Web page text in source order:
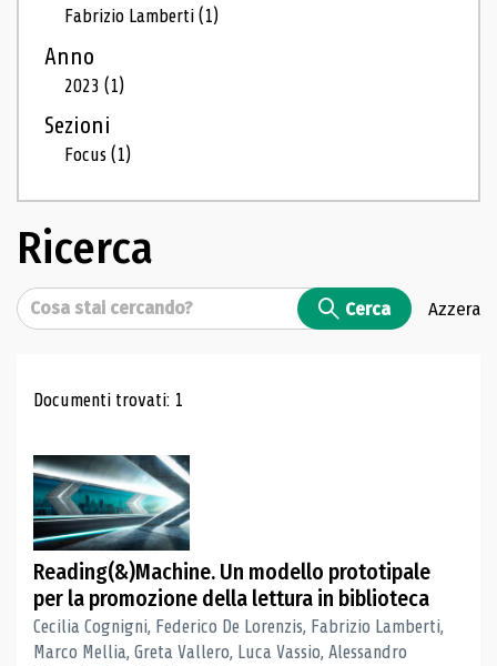
Fabrizio Lamberti(1)
Anno
2023(1)
Sezioni
Focus(1)
Ricerca
Cerca Cerca Azzera
Risultati di ricerca
Documenti trovati: 1
Reading(&)Machine. Un modello prototipale
per la promozione della lettura in biblioteca
Cecilia Cognigni, Federico De Lorenzis, Fabrizio Lamberti,
Marco Mellia, Greta Vallero, Luca Vassio, Alessandro